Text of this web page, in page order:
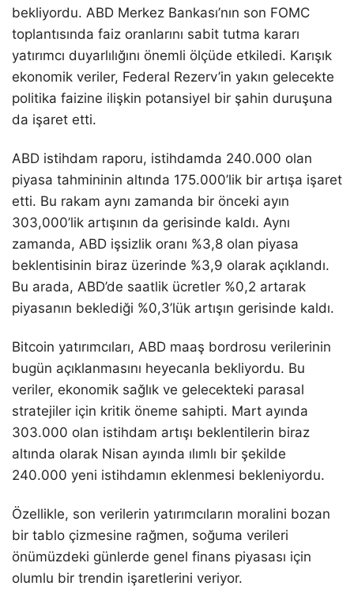
bekliyordu. ABD Merkez Bankası’nın son FOMC
toplantısında faiz oranlarını sabit tutma kararı
yatırımcı duyarlılığını önemli ölçüde etkiledi. Karışık
ekonomik veriler, Federal Rezerv’in yakın gelecekte
politika faizine ilişkin potansiyel bir şahin duruşuna
da işaret etti.
ABD istihdam raporu, istihdamda 240.000 olan
piyasa tahmininin altında 175.000’lik bir artışa işaret
etti. Bu rakam aynı zamanda bir önceki ayın
303,000’lik artışının da gerisinde kaldı. Aynı
zamanda, ABD işsizlik oranı %3,8 olan piyasa
beklentisinin biraz üzerinde %3,9 olarak açıklandı.
Bu arada, ABD’de saatlik ücretler %0,2 artarak
piyasanın beklediği %0,3’lük artışın gerisinde kaldı.
Bitcoin yatırımcıları, ABD maaş bordrosu verilerinin
bugün açıklanmasını heyecanla bekliyordu. Bu
veriler, ekonomik sağlık ve gelecekteki parasal
stratejiler için kritik öneme sahipti. Mart ayında
303.000 olan istihdam artışı beklentilerin biraz
altında olarak Nisan ayında ılımlı bir şekilde
240.000 yeni istihdamın eklenmesi bekleniyordu.
Özellikle, son verilerin yatırımcıların moralini bozan
bir tablo çizmesine rağmen, soğuma verileri
önümüzdeki günlerde genel finans piyasası için
olumlu bir trendin işaretlerini veriyor.